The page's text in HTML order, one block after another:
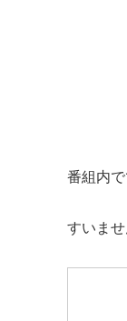
番組内
すいま